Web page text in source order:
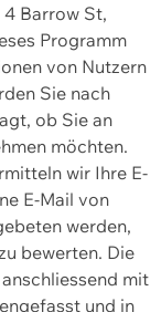
Barrow St,
Programm
von Nutzern
Sie nach
ob Sie an
möchten.
wir Ihre E-
E-Mail von
werden,
bewerten. Die
mit
und in